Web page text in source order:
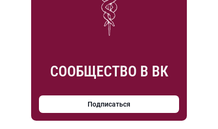
СООБЩЕСТВО В ВК
Подписаться